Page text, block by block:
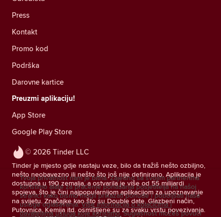
© 2026 Tinder LLC
Tinder je mjesto gdje nastaju veze, bilo da tražiš nešto ozbiljno,
nešto neobavezno ili nešto što još nije definirano. Aplikacija je
dostupna u 190 zemalja, a ostvarila je više od 55 milijardi
spojeva, što je čini najpopularnijom aplikacijom za upoznavanje
na svijetu. Značajke kao što su Double date, Glazbeni način,
Putovnica, Kemija itd. osmišljene su za svaku vrstu povezivanja.
Press
Kontakt
Promo kod
Podrška
Darovne kartice
Preuzmi aplikaciju!
App Store
Google Play Store
Tvoja privatnost nam je bitna. Zajedno sa svojim partnerima
koristimo alate za praćenje ponašanja posjetitelja na našoj
stranici kako bismo mogli prikazati ponude i poboljšati naše
usluge oglašavanja. Više informacija o kolačićima i
davateljima usluga koje koristimo. Suglasnost možeš povući